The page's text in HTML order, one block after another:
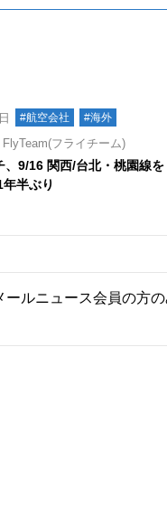
#航空会社 #海外
FlyTeam(フライチーム)
、9/16 関西/台北・桃園線を
半ぶり
ルニュース会員の方の